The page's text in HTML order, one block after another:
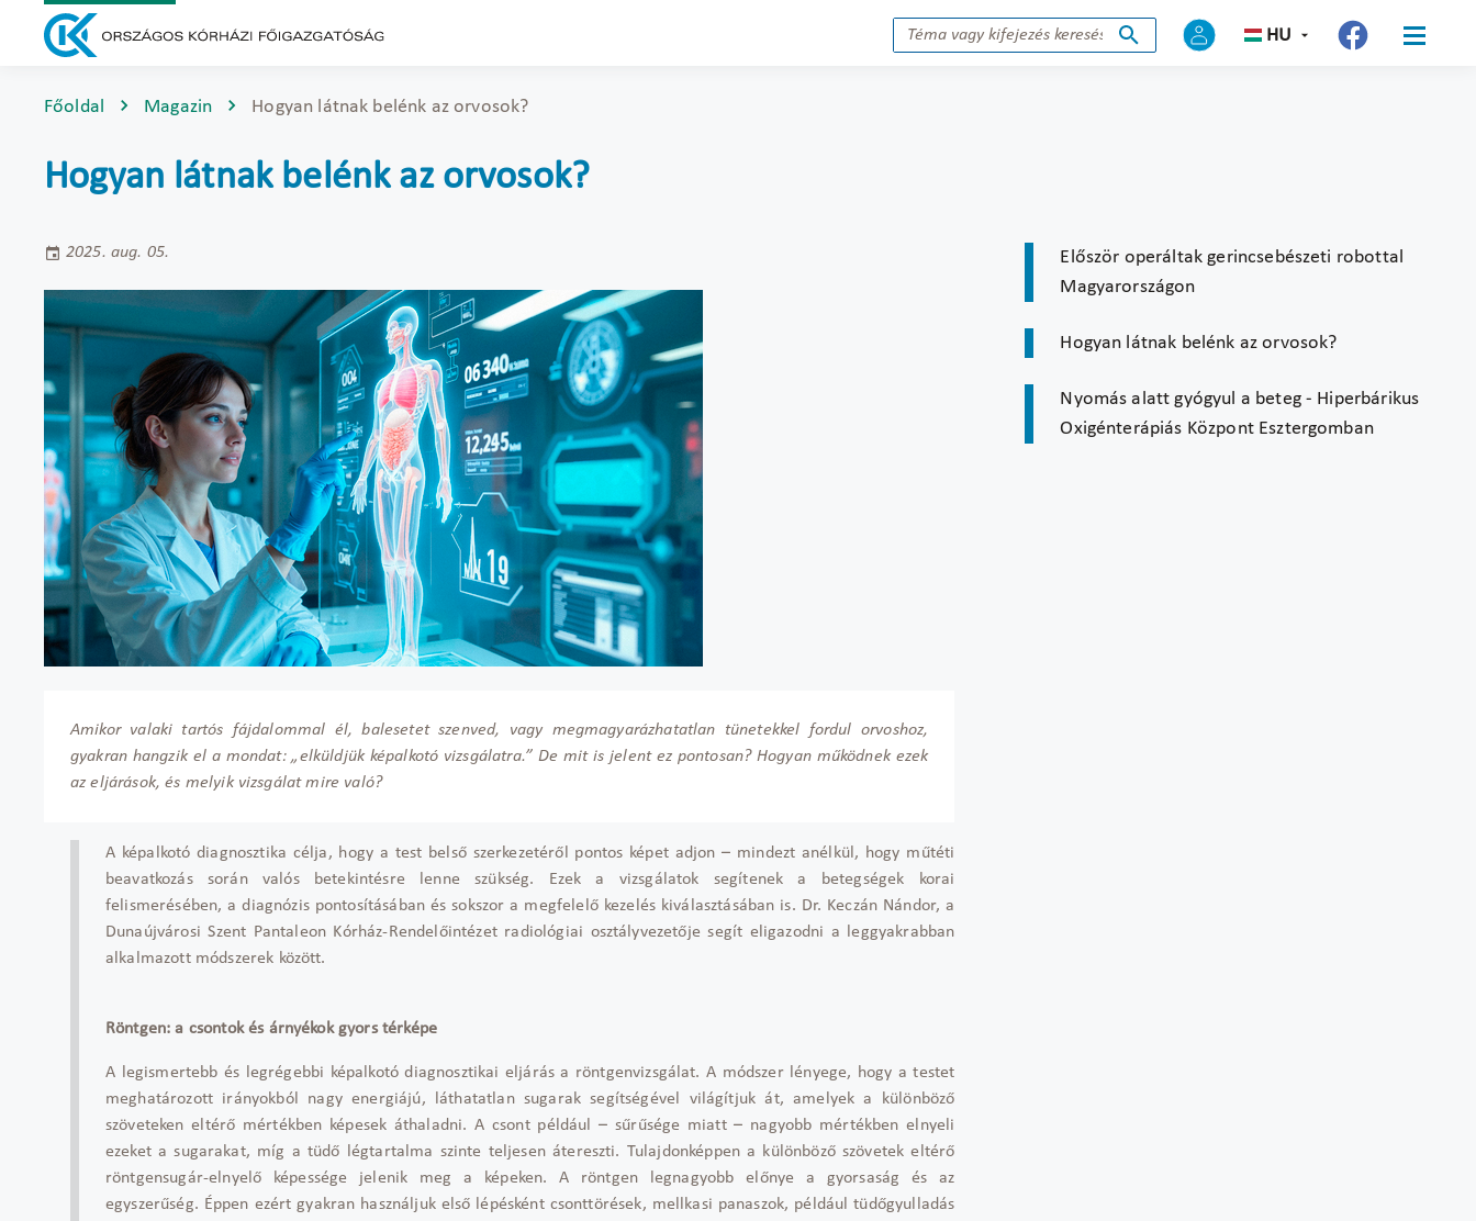
HU
Főoldal Magazin Hogyan látnak belénk az orvosok?
Hogyan látnak belénk az orvosok?
2025. aug. 05.
Amikor valaki tartós fájdalommal él, balesetet szenved, vagy megmagyarázhatatlan tünetekkel fordul orvoshoz,
gyakran hangzik el a mondat: „elküldjük képalkotó vizsgálatra.” De mit is jelent ez pontosan? Hogyan működnek ezek
az eljárások, és melyik vizsgálat mire való?
A képalkotó diagnosztika célja, hogy a test belső szerkezetéről pontos képet adjon – mindezt anélkül, hogy műtéti
beavatkozás során valós betekintésre lenne szükség. Ezek a vizsgálatok segítenek a betegségek korai
felismerésében, a diagnózis pontosításában és sokszor a megfelelő kezelés kiválasztásában is. Dr. Keczán Nándor, a
Dunaújvárosi Szent Pantaleon Kórház-Rendelőintézet radiológiai osztályvezetője segít eligazodni a leggyakrabban
alkalmazott módszerek között.
Röntgen: a csontok és árnyékok gyors térképe
A legismertebb és legrégebbi képalkotó diagnosztikai eljárás a röntgenvizsgálat. A módszer lényege, hogy a testet
meghatározott irányokból nagy energiájú, láthatatlan sugarak segítségével világítjuk át, amelyek a különböző
szöveteken eltérő mértékben képesek áthaladni. A csont például – sűrűsége miatt – nagyobb mértékben elnyeli
ezeket a sugarakat, míg a tüdő légtartalma szinte teljesen átereszti. Tulajdonképpen a különböző szövetek eltérő
röntgensugár-elnyelő képessége jelenik meg a képeken. A röntgen legnagyobb előnye a gyorsaság és az
egyszerűség. Éppen ezért gyakran használjuk első lépésként csonttörések, mellkasi panaszok, például tüdőgyulladás
Először operáltak gerincsebészeti robottal
Magyarországon
Hogyan látnak belénk az orvosok?
Nyomás alatt gyógyul a beteg - Hiperbárikus
Oxigénterápiás Központ Esztergomban